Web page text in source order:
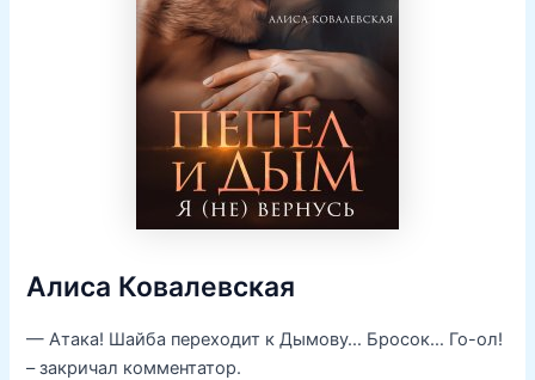
Алиса Ковалевская
— Атака! Шайба переходит к Дымову… Бросок… Го-ол!
– закричал комментатор.